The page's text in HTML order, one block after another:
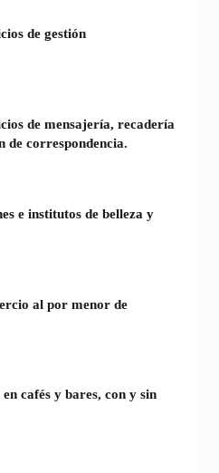
de gestión
de mensajería, recadería
de correspondencia.
e institutos de belleza y
al por menor de
cafés y bares, con y sin